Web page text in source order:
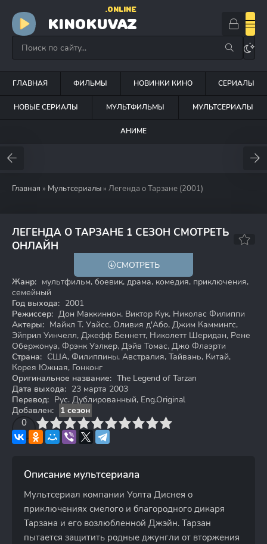
KINOKUVAZ
.ONLINE
ГЛАВНАЯ ФИЛЬМЫ НОВИНКИ КИНО СЕРИАЛЫ
НОВЫЕ СЕРИАЛЫ МУЛЬТФИЛЬМЫ МУЛЬТСЕРИАЛЫ
АНИМЕ
Главная » Мультсериалы » Легенда о Тарзане (2001)
ЛЕГЕНДА О ТАРЗАНЕ 1 СЕЗОН СМОТРЕТЬ
ОНЛАЙН
СМОТРЕТЬ
Жанр: мультфильм, боевик, драма, комедия, приключения,
семейный
Год выхода: 2001
Режиссер: Дон Маккиннон, Виктор Кук, Николас Филиппи
Актеры: Майкл Т. Уайсс, Оливия д'Або, Джим Каммингс,
Эйприл Уинчелл, Джефф Беннетт, Николетт Шеридан, Рене
Обержонуа, Фрэнк Уэлкер, Дэйв Томас, Джо Флаэрти
Страна: США, Филиппины, Австралия, Тайвань, Китай,
Корея Южная, Гонконг
Оригинальное название: The Legend of Tarzan
Дата выхода: 23 марта 2003
Перевод: Рус. Дублированный, Eng.Original
Добавлен:
1 сезон
0
4 6 7 8 9 10
Описание мультсериала
Мультсериал компании Уолта Диснея о
приключениях смелого и благородного дикаря
Тарзана и его возлюбленной Джэйн. Тарзан
пытается защитить родные джунгли от вторжения